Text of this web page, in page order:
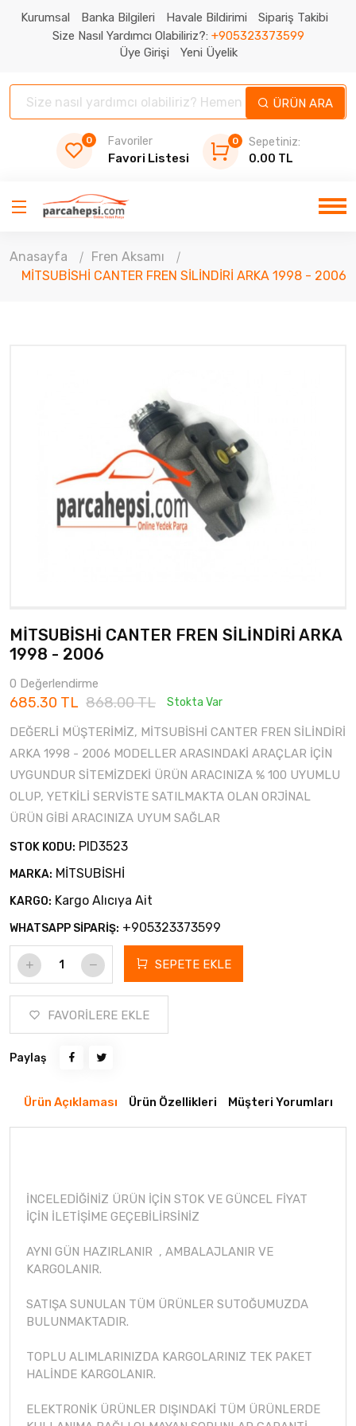
Kurumsal Banka Bilgileri Havale Bildirimi
Sipariş Takibi
Size Nasıl Yardımcı Olabiliriz?: +905323373599
Üye Girişi
Yeni Üyelik
ÜRÜN ARA
0 Favoriler
Favori Listesi
0
Sepetiniz:
0.00 TL
Anasayfa
Fren Aksamı
MİTSUBİSHİ CANTER FREN SİLİNDİRİ ARKA 1998 - 2006
MİTSUBİSHİ CANTER FREN SİLİNDİRİ ARKA
1998 - 2006
0 Değerlendirme
685.30 TL 868.00 TL Stokta Var
DEĞERLİ MÜŞTERİMİZ, MİTSUBİSHİ CANTER FREN SİLİNDİRİ
ARKA 1998 - 2006 MODELLER ARASINDAKİ ARAÇLAR İÇİN
UYGUNDUR SİTEMİZDEKİ ÜRÜN ARACINIZA % 100 UYUMLU
OLUP, YETKİLİ SERVİSTE SATILMAKTA OLAN ORJİNAL
ÜRÜN GİBİ ARACINIZA UYUM SAĞLAR
STOK KODU: PID3523
MARKA: MİTSUBİSHİ
KARGO: Kargo Alıcıya Ait
WHATSAPP SİPARİŞ: +905323373599
SEPETE EKLE
FAVORİLERE EKLE
Paylaş
Ürün Açıklaması Ürün Özellikleri Müşteri Yorumları
İNCELEDİĞİNİZ ÜRÜN İÇİN STOK VE GÜNCEL FİYAT
İÇİN İLETİŞİME GEÇEBİLİRSİNİZ
AYNI GÜN HAZIRLANIR , AMBALAJLANIR VE
KARGOLANIR.
SATIŞA SUNULAN TÜM ÜRÜNLER SUTOĞUMUZDA
BULUNMAKTADIR.
TOPLU ALIMLARINIZDA KARGOLARINIZ TEK PAKET
HALİNDE KARGOLANIR.
ELEKTRONİK ÜRÜNLER DIŞINDAKİ TÜM ÜRÜNLERDE